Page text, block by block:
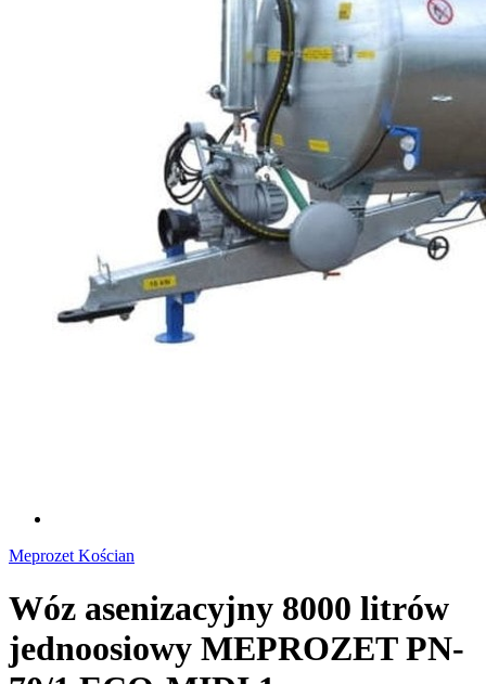
Meprozet Kościan
Wóz asenizacyjny 8000 litrów
jednoosiowy MEPROZET PN-